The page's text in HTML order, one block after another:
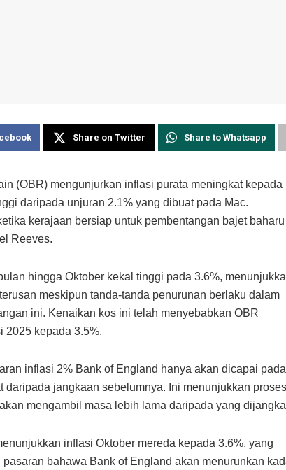
Share on Twitter Share to Whatsapp
(OBR) mengunjurkan inflasi purata meningkat kepada
daripada unjuran 2.1% yang dibuat pada Mac.
kerajaan bersiap untuk pembentangan bajet
Reeves.
hingga Oktober kekal tinggi pada 3.6%,
meskipun tanda-tanda penurunan berlaku dalam
ini. Kenaikan kos ini telah menyebabkan OBR
2025 kepada 3.5%.
inflasi 2% Bank of England hanya akan dicapai pada
daripada jangkaan sebelumnya. Ini menunjukkan proses
mengambil masa lebih lama daripada yang
inflasi Oktober mereda kepada 3.6%, yang
bahawa Bank of England akan menurunkan